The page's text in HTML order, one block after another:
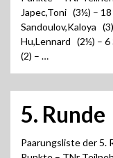
Japec,Toni (3½) –
Sandoulov,Kaloya
Hu,Lennard (2½) –
(2) – …
5. Runde
Paarungsliste der